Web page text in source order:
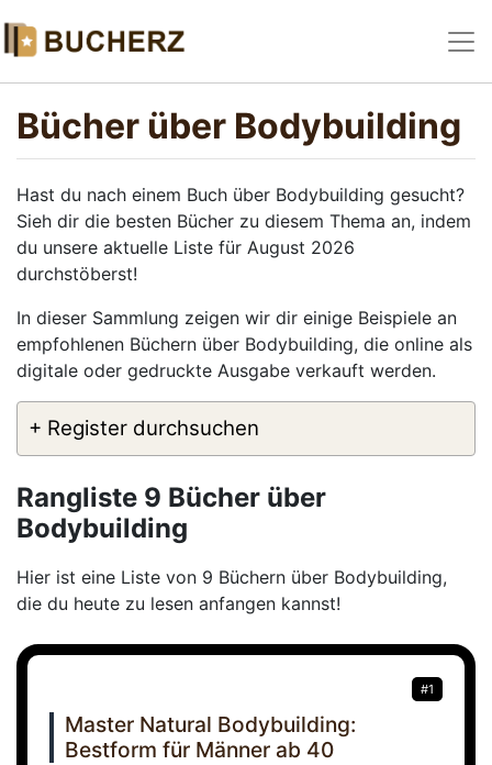
Bücher über Bodybuilding
Hast du nach einem Buch über Bodybuilding gesucht?
Sieh dir die besten Bücher zu diesem Thema an, indem
du unsere aktuelle Liste für August 2026
durchstöberst!
In dieser Sammlung zeigen wir dir einige Beispiele an
empfohlenen Büchern über Bodybuilding, die online als
digitale oder gedruckte Ausgabe verkauft werden.
+ Register durchsuchen
Rangliste 9 Bücher über
Bodybuilding
Hier ist eine Liste von 9 Büchern über Bodybuilding,
die du heute zu lesen anfangen kannst!
#1
Master Natural Bodybuilding:
Bestform für Männer ab 40